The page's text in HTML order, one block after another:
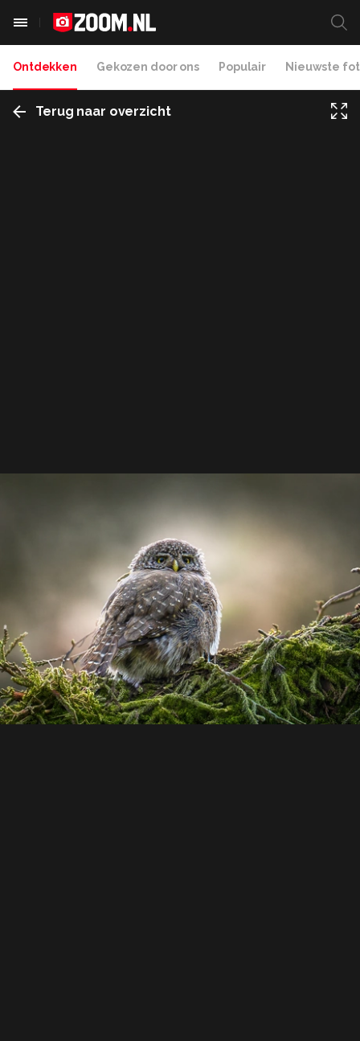
Ontdekken Gekozen door ons Populair Nieuwste
Terug naar overzicht